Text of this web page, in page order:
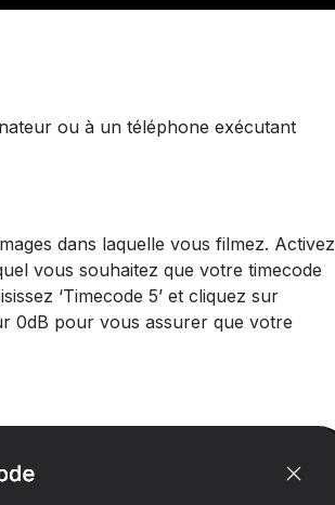
ou à un téléphone exécutant
dans laquelle vous filmez. Activez
vous souhaitez que votre timecode
‘Timecode 5’ et cliquez sur
0dB pour vous assurer que votre